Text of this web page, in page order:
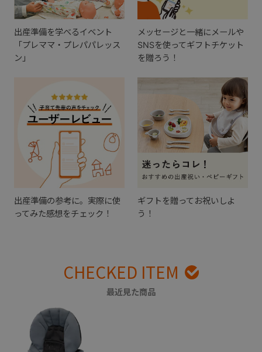
出産準備を学べるイベント
「プレママ・プレパパレッス
ン」
メッセージと一緒にメールや
SNSを使ってギフトチケット
を贈ろう！
出産準備の参考に。実際に使
ってみた感想をチェック！
ギフトを贈ってお祝いしよ
う！
CHECKED ITEM
最近見た商品